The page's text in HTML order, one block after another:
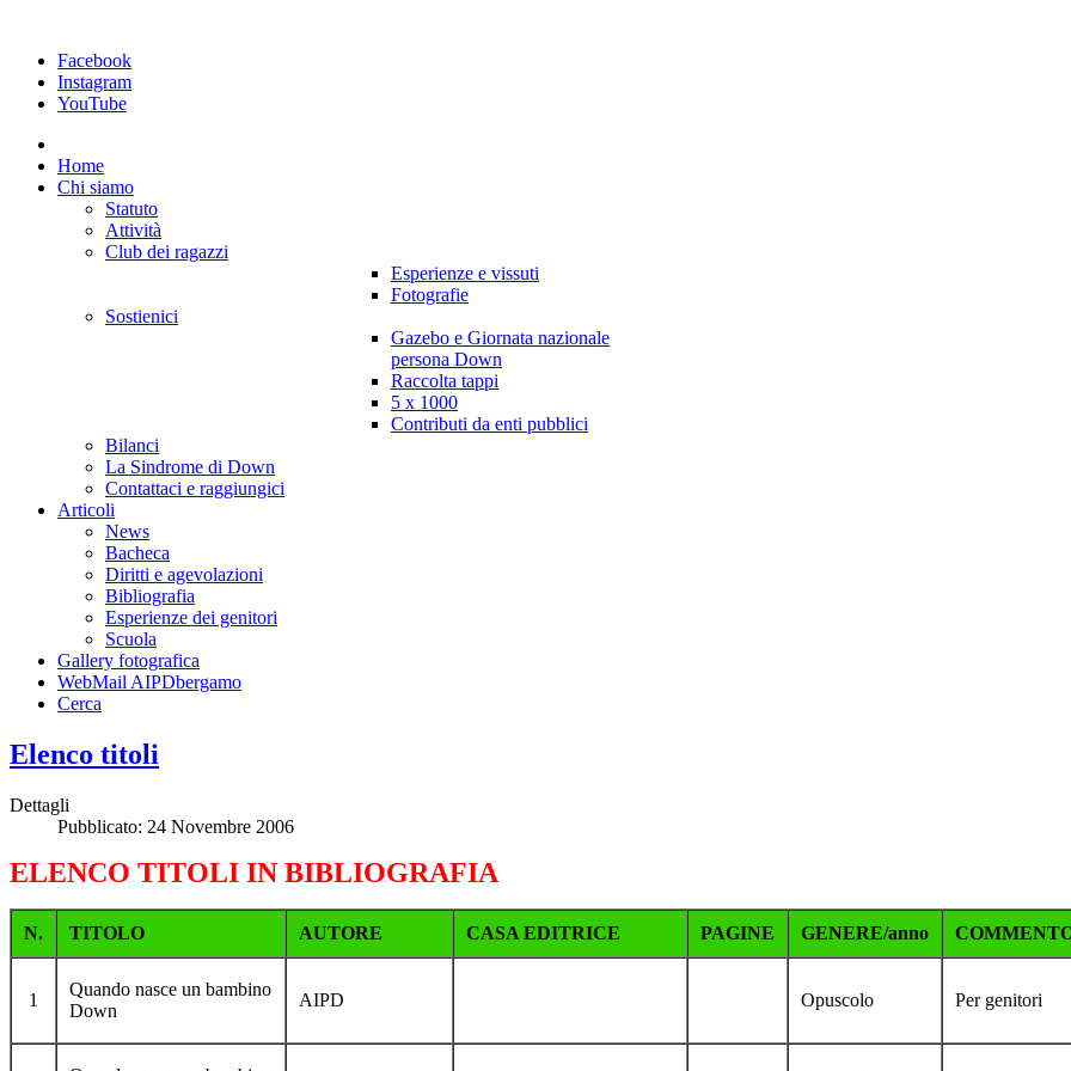
Facebook
Instagram
YouTube
Home
Chi siamo
Statuto
Attività
Club dei ragazzi
Esperienze e vissuti
Fotografie
Sostienici
Gazebo e Giornata nazionale
persona Down
Raccolta tappi
5 x 1000
Contributi da enti pubblici
Bilanci
La Sindrome di Down
Contattaci e raggiungici
Articoli
News
Bacheca
Diritti e agevolazioni
Bibliografia
Esperienze dei genitori
Scuola
Gallery fotografica
WebMail AIPDbergamo
Cerca
Elenco titoli
Dettagli
Pubblicato: 24 Novembre 2006
ELENCO TITOLI IN BIBLIOGRAFIA
N. TITOLO AUTORE CASA EDITRICE PAGINE GENERE/anno
1
Quando nasce un bambino
Down
AIPD Opuscolo Per genitori